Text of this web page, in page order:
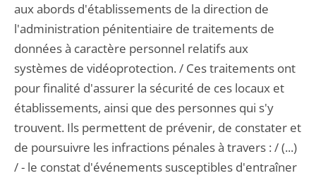
aux abords d'établissements de la direction de
l'administration pénitentiaire de traitements de
données à caractère personnel relatifs aux
systèmes de vidéoprotection. / Ces traitements ont
pour finalité d'assurer la sécurité de ces locaux et
établissements, ainsi que des personnes qui s'y
trouvent. Ils permettent de prévenir, de constater et
de poursuivre les infractions pénales à travers : / (...)
/ - le constat d'événements susceptibles d'entraîner